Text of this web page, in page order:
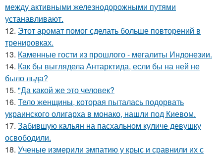
между активными железнодорожными путями
устанавливают.
12. Этот аромат помог сделать больше повторений в
тренировках.
13. Каменные гости из прошлого - мегалиты Индонезии.
14. Как бы выглядела Антарктида, если бы на ней не
было льда?
15. "Да какой же это человек?
16. Тело женщины, которая пыталась подорвать
украинского олигарха в монако, нашли под Киевом.
17. Забившую кальян на пасхальном куличе девушку
освободили.
18. Ученые измерили эмпатию у крыс и сравнили их с